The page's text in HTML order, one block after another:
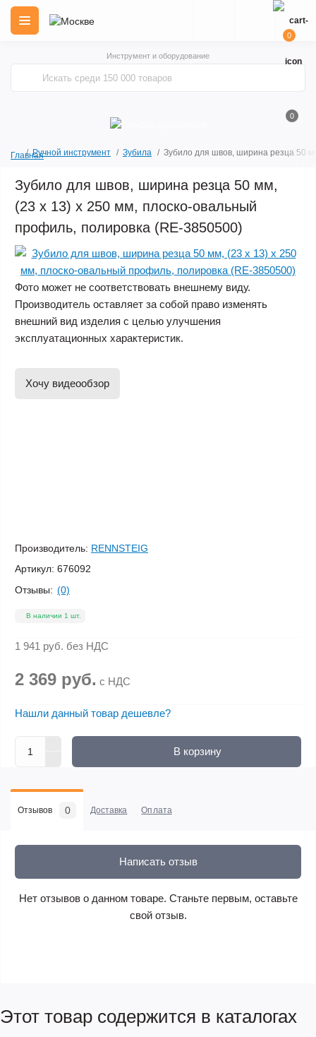
Инструмент и оборудование
0
0
ГлавнаяРучной инструмент Зубила Зубило для швов, ширина резца 50
Зубило для швов, ширина резца 50 мм,
(23 x 13) x 250 мм, плоско-овальный
профиль, полировка (RE-3850500)
Фото может не соответствовать внешнему виду.
Производитель оставляет за собой право изменять
внешний вид изделия с целью улучшения
эксплуатационных характеристик.
Хочу видеообзор
Производитель: RENNSTEIG
Артикул: 676092
Отзывы: (0)
В наличии 1 шт.
1 941 руб. без НДС
2 369 руб. с НДС
Нашли данный товар дешевле?
В корзину
Отзывов 0 Доставка Оплата
Написать отзыв
Нет отзывов о данном товаре. Станьте первым, оставьте
свой отзыв.
Этот товар содержится в каталогах